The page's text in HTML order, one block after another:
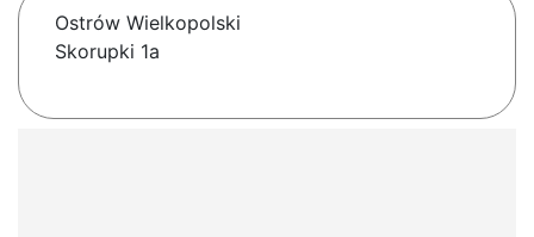
Ostrów Wielkopolski
Skorupki 1a